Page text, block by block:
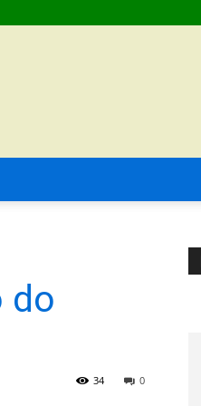
do
0
34